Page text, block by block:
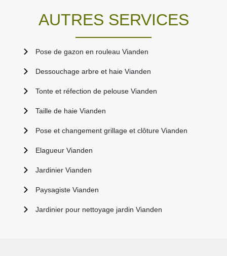
AUTRES SERVICES
Pose de gazon en rouleau Vianden
Dessouchage arbre et haie Vianden
Tonte et réfection de pelouse Vianden
Taille de haie Vianden
Pose et changement grillage et clôture Vianden
Elagueur Vianden
Jardinier Vianden
Paysagiste Vianden
Jardinier pour nettoyage jardin Vianden